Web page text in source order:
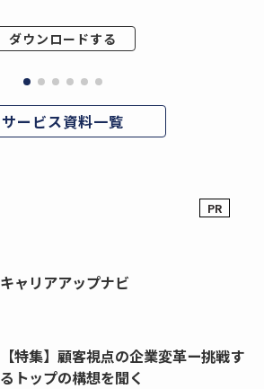
ダウンロードする
サービス資料一覧
キャリアアップナビ
【特集】顧客視点の企業変革ー挑戦す
るトップの構想を聞く